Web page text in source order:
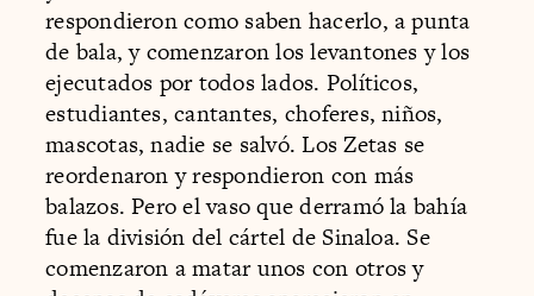
respondieron como saben hacerlo, a punta
de bala, y comenzaron los levantones y los
ejecutados por todos lados. Políticos,
estudiantes, cantantes, choferes, niños,
mascotas, nadie se salvó. Los Zetas se
reordenaron y respondieron con más
balazos. Pero el vaso que derramó la bahía
fue la división del cártel de Sinaloa. Se
comenzaron a matar unos con otros y